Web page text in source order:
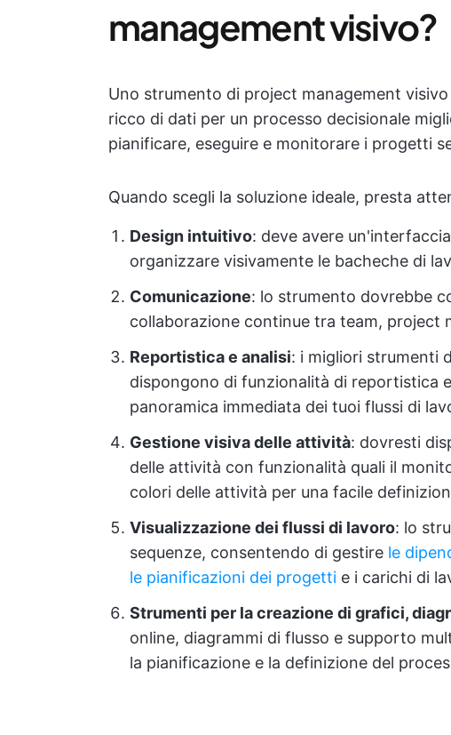
management visivo?
Uno strumento di project management visivo
ricco di dati per un processo decisionale
pianificare, eseguire e monitorare i progetti
Quando scegli la soluzione ideale, presta
Design intuitivo: deve avere
organizzare visivamente le bacheche di
Comunicazione: lo strumento dovrebbe
collaborazione continue tra team, project
Reportistica e analisi: i migliori strumenti
dispongono di funzionalità di reportistica
panoramica immediata dei tuoi flussi di
Gestione visiva delle attività: dovresti
delle attività con funzionalità quali il
colori delle attività per una facile
Visualizzazione dei flussi di lavoro: lo
sequenze, consentendo di gestire le
le pianificazioni dei progetti e i carichi di
Strumenti per la creazione di grafici,
online, diagrammi di flusso e supporto
la pianificazione e la definizione del